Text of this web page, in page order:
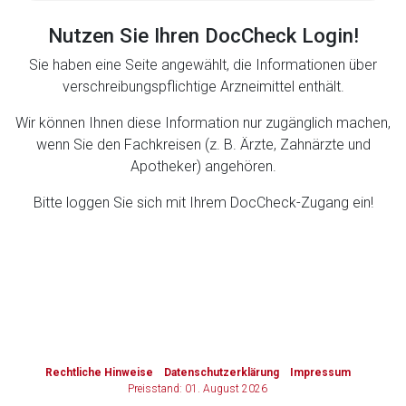
Nutzen Sie Ihren DocCheck Login!
Sie haben eine Seite angewählt, die Informationen über
verschreibungspflichtige Arzneimittel enthält.
Wir können Ihnen diese Information nur zugänglich machen,
wenn Sie den Fachkreisen (z. B. Ärzte, Zahnärzte und
Apotheker) angehören.
Bitte loggen Sie sich mit Ihrem DocCheck-Zugang ein!
Rechtliche Hinweise Datenschutzerklärung
Impressum
Preisstand: 01. August 2026
Zurück zur rote-liste.de Zur Seite